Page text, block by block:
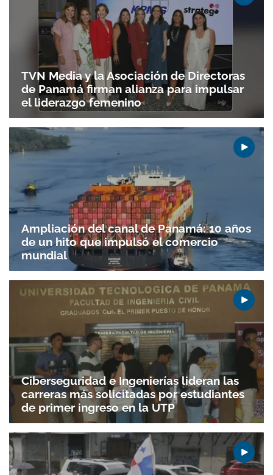
Gracias por suscribirte a nuestro boletín.
ACEPTAR
TVN Media y la Asociación de Directoras
de Panamá firman alianza para impulsar
el liderazgo femenino
Ampliación del canal de Panamá: 10 años
de un hito que impulsó el comercio
mundial
Ciberseguridad e Ingenierías lideran las
carreras más solicitadas por estudiantes
de primer ingreso en la UTP